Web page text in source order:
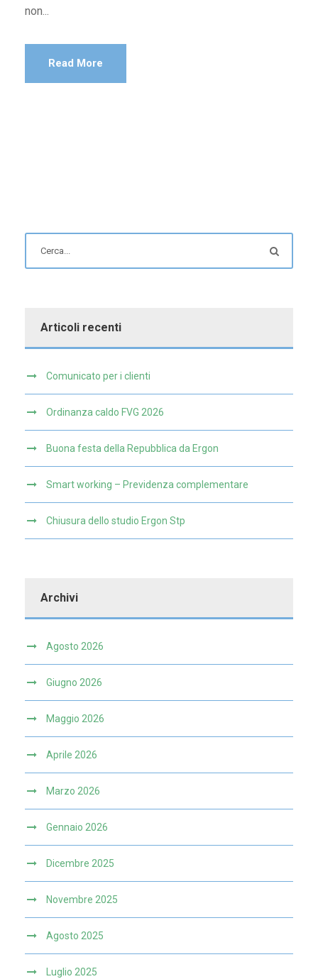
non...
Read More
Articoli recenti
Comunicato per i clienti
Ordinanza caldo FVG 2026
Buona festa della Repubblica da Ergon
Smart working – Previdenza complementare
Chiusura dello studio Ergon Stp
Archivi
Agosto 2026
Giugno 2026
Maggio 2026
Aprile 2026
Marzo 2026
Gennaio 2026
Dicembre 2025
Novembre 2025
Agosto 2025
Luglio 2025